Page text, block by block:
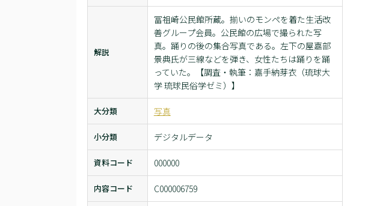
解説
冨祖崎公民館所蔵。揃いのモンペを着た生活改
善グループ会員。公民館の広場で撮られた写
真。踊りの後の集合写真である。左下の屋嘉部
景典氏が三線などを弾き、女性たちは踊りを踊
っていた。【調査・執筆：嘉手納芽衣（琉球大
学 琉球民俗学ゼミ）】
大分類 写真
小分類 デジタルデータ
資料コード 000000
内容コード C000006759